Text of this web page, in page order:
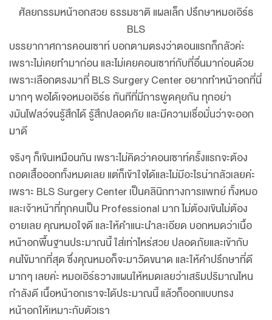
ศัลยกรรมหน้าอกสวย ธรรมชาติ แผลเล็ก ปรึกษาหมอเอิร์ธ
BLS
บรรยากาศการคอนเซาท์ บอกตามตรงว่าตอนแรกก็กลัวค่ะ
เพราะไม่เคยทำมาก่อน และไม่เคยคอนเซาท์กับที่อื่นมาก่อนด้วย
เพราะเลือกตรงมาที่ BLS Surgery Center อยากทำหน้าอกที่นี่
มากๆ พอได้เจอหมอเอิร์ธ ทันทีที่มีการพูดคุยกัน ทุกอย่า
งมันโฟลว์จนรู้สึกได้ รู้สึกปลอดภัย และมีความเชื่อมั่นว่าจะออก
มาดี
จริงๆ ก็เขินเหมือนกัน เพราะไม่คิดว่าคอนเซาท์ครั้งแรกจะต้อง
ถอดเสื้อออกทั้งหมดเลย แต่ก็เข้าใจได้และไม่มีอะไรน่ากลัวเลยค่ะ
เพราะ BLS Surgery Center เป็นคลินิกทางการแพทย์ ทั้งหมอ
และเจ้าหน้าที่ทุกคนเป็น Professional มาก ไม่ต้องเขินไม่ต้อง
อายเลย คุณหมอใจดี และให้คำแนะนำละเอียด บอกหมดว่าเนื้อ
หน้าอกพื้นฐานประมาณนี้ ใส่เท่าไหร่สวย ปลอดภัยและเข้ากับ
คนไข้มากที่สุด ซึ่งคุณหมอก็จะมาวัดขนาด และให้คำปรึกษาที่ดี
มากๆ เลยค่ะ หมอเอิร์ธวางแผนให้หมดเลยว่าเสริมปริมาณไหน
กำลังดี เนื้อหน้าอกเราจะได้ประมาณนี้ แล้วก็ออกแบบทรง
หน้าอกให้เหมาะกับตัวเรา